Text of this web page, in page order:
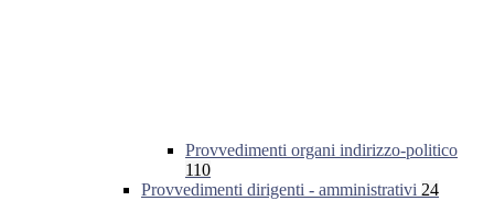
Provvedimenti organi indirizzo-politico
110
Provvedimenti dirigenti - amministrativi 24